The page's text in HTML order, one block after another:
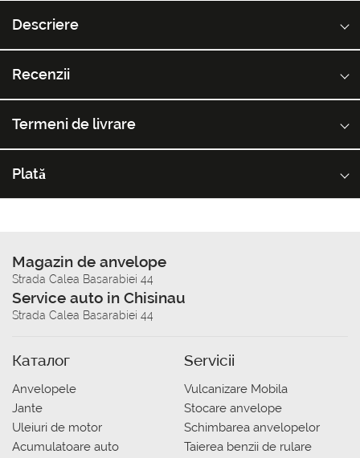
Descriere
Recenzii
Termeni de livrare
Plată
Magazin de anvelope
Strada Calea Basarabiei 44
Service auto in Chisinau
Strada Calea Basarabiei 44
Каталог
Anvelopele
Jante
Uleiuri de motor
Acumulatoare auto
Servicii
Vulcanizare Mobila
Stocare anvelope
Schimbarea anvelopelor
Taierea benzii de rulare